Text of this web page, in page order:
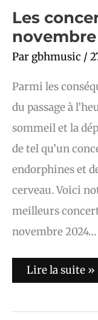
Les
Par gbhmusic /
Parmi les
du passage à
sommeil et la
de tel qu’un
endorphines et
cerveau. Voici
meilleurs
novembre 2024…
Lire la suite »